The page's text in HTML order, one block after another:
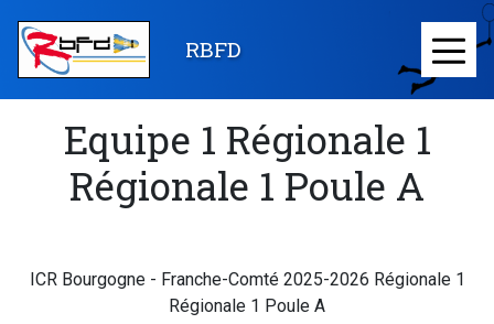
contenu
RBFD ≡
Equipe 1 Régionale 1
Régionale 1 Poule A
ICR Bourgogne - Franche-Comté 2025-2026 Régionale 1
Régionale 1 Poule A